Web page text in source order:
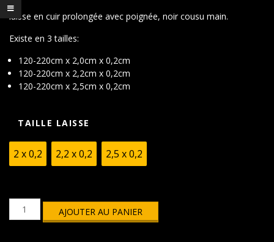
prix :
69,21€
laisse en cuir prolongée avec poignée, noir cousu main.
Existe en 3 tailles:
120-220cm x 2,0cm x 0,2cm
120-220cm x 2,2cm x 0,2cm
120-220cm x 2,5cm x 0,2cm
TAILLE LAISSE
2 x 0,2 2,2 x 0,2 2,5 x 0,2
quantité
AJOUTER AU PANIER